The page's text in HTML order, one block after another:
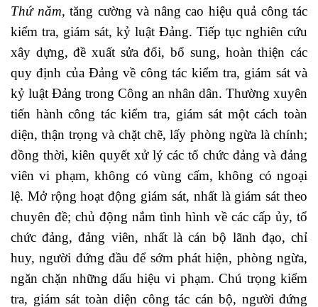
Thứ năm, tăng cường và nâng cao hiệu quả công tác
kiểm tra, giám sát, kỷ luật Đảng. Tiếp tục nghiên cứu
xây dựng, đề xuất sửa đổi, bổ sung, hoàn thiện các
quy định của Đảng về công tác kiểm tra, giám sát và
kỷ luật Đảng trong Công an nhân dân. Thường xuyên
tiến hành công tác kiểm tra, giám sát một cách toàn
diện, thận trọng và chặt chẽ, lấy phòng ngừa là chính;
đồng thời, kiên quyết xử lý các tổ chức đảng và đảng
viên vi phạm, không có vùng cấm, không có ngoại
lệ. Mở rộng hoạt động giám sát, nhất là giám sát theo
chuyên đề; chủ động nắm tình hình về các cấp ủy, tổ
chức đảng, đảng viên, nhất là cán bộ lãnh đạo, chỉ
huy, người đứng đầu để sớm phát hiện, phòng ngừa,
ngăn chặn những dấu hiệu vi phạm. Chú trọng kiểm
tra, giám sát toàn diện công tác cán bộ, người đứng